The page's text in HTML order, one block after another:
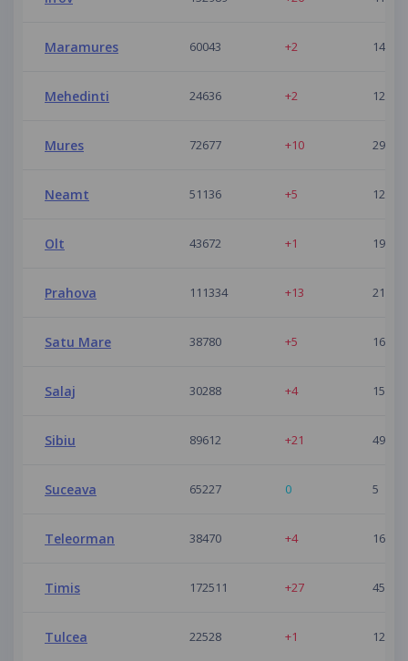
Maramures 60043 +2 14
Mehedinti 24636 +2 12
Mures 72677 +10 29
Neamt 51136 +5 12
Olt 43672 +1 19
Prahova 111334 +13 21
Satu Mare 38780 +5 16
Salaj 30288 +4 15
Sibiu 89612 +21 49
Suceava 65227 0 5
Teleorman 38470 +4 16
Timis 172511 +27 45
Tulcea 22528 +1 12